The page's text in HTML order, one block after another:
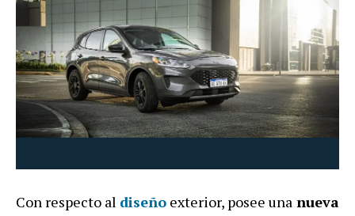
Con respecto al diseño exterior, posee una nueva